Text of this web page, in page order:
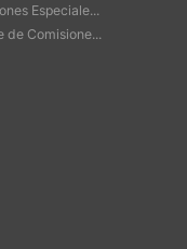
Especiale...
de Comisione...